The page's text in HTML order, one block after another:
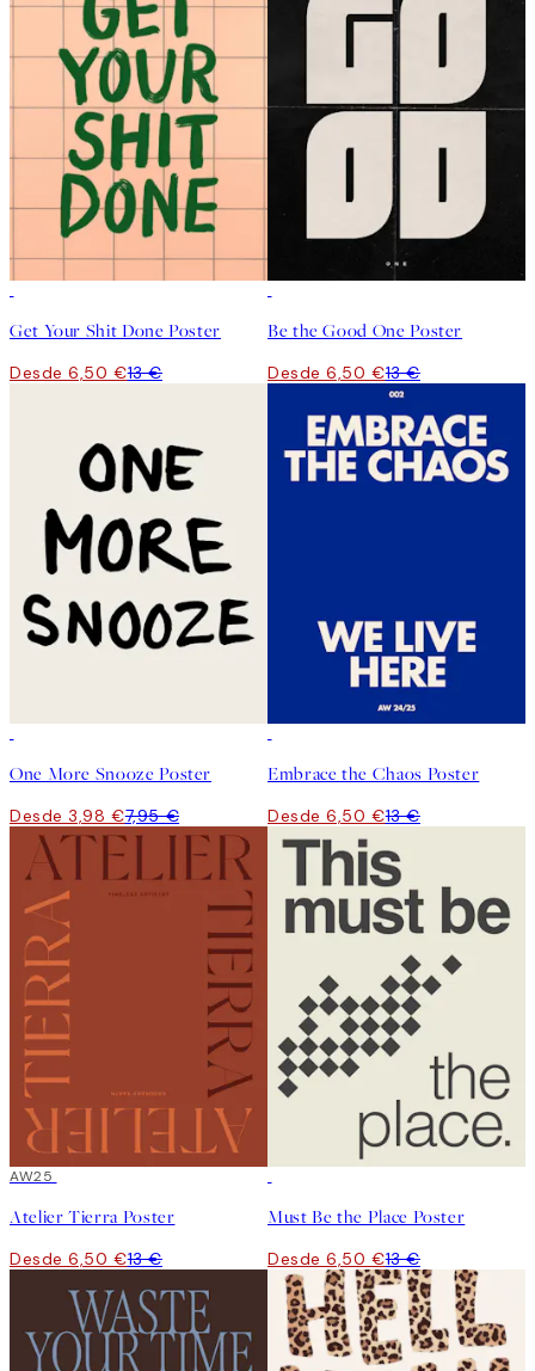
Get Your Shit Done Poster
Desde 6,50 €13 €
Be the Good One Poster
Desde 6,50 €13 €
One More Snooze Poster
Desde 3,98 €7,95 €
Embrace the Chaos Poster
Desde 6,50 €13 €
50%*
AW25
Atelier Tierra Poster
Desde 6,50 €13 €
Must Be the Place Poster
Desde 6,50 €13 €